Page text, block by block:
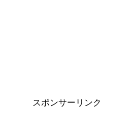
スポンサーリンク